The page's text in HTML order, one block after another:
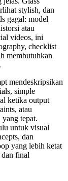
stylish, dan
gagal: model
atau
videos, ini
checklist
membutuhkan
mendeskripsikan
simple
ketika output
atau
tepat.
untuk visual
dan
yang lebih ketat
final